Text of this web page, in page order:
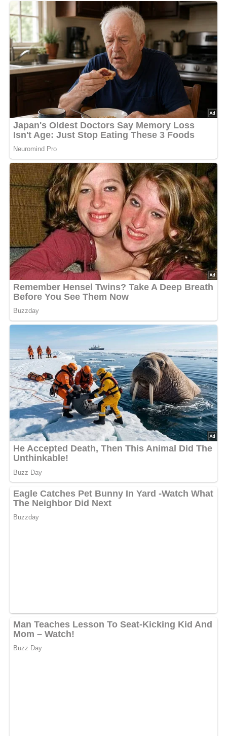
in der gleichen Pfanne ca. 3 Minuten bei mittlerer Hitze
oder bis die Garnelen rosa werden. Rühren Sie, so dass
der Pfanneninhalt gleichmäßig erhitzt wird, geben Sie
dann die anderen Zutaten dazu und kochen Sie diese
Mischung ca. 4 Minuten. Servieren Sie die
Garnelenmischung auf dem Grieß..
Deine Rezept-Bewertung!?
5/5(1 Bewertung)